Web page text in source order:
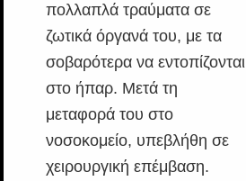
πολλαπλά τραύματα σε
ζωτικά όργανά του, με τα
σοβαρότερα να εντοπίζονται
στο ήπαρ. Μετά τη
μεταφορά του στο
νοσοκομείο, υπεβλήθη σε
χειρουργική επέμβαση.